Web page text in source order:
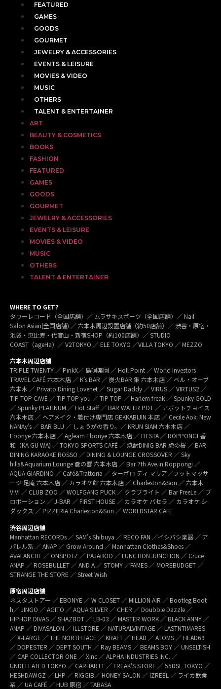
FEATURED
GAMES
GOODS
GOURMET
JEWELRY & ACCESSORIES
EVENTS & LEISURE
MOVIES & VIDEO
MUSIC
OTHERS
TALENT & ENTERTAINER
ART
BEAUTY & COSMETICS
BOOKS
FASHION
FEATURED
GAMES
GOODS
GOURMET
JEWELRY & ACCESSORIES
EVENTS & LEISURE
MOVIES & VIDEO
MUSIC
OTHERS
TALENT & ENTERTAINER
WHERE TO GET?
タワーレコード（全国店舗）／ ムラサキスポーツ（全国店舗）／ Nail
Salon Asian(全国店舗) ／ 六本木周辺設置店舗（約50店舗）／ 渋谷・原宿・
池袋・恵比寿・代官山・新宿SHOP（約100店舗）／ STUDIO
COAST（ageHa）／ V2TOKYO ／ ELE TOKYO ／VILLA TOKYO ／ MEZZO
六本木周辺店舗
TRIPLE TWENTY ／ PinkX／ 島唄楽園 ／ Holl Point ／ World Investors
TRAVEL CAFÉ 六本木店 ／ K’s BAR ／ 炭火BAR 集 六本木店 ／ ベル・オーブ
六本木 ／ Privato Dining Lovenet ／ Sugar Daddy ／ VIRUS ／ VIRTUS2 ／
TIP TOP CAVE ／ TIP TOP you ／ TIP TOP ／ Harlem freak ／ Spunky GOLD
／ Spunky PLATINUM ／ Hot Staff ／ BAR WATER POT ／ アボットチョイス
六本木店 ／ ヘアメイク・着付け専門店 GEKKABIJIN 本店 ／ Cecile Aoki New
NANAy’s ／ BAR BLU ／ しょうがの香り。／ KRUN SIAM 六本木店 ／
Ebonye 六本木店 ／ Agleam Ebonye 六本木店 ／ FIESTA ／ ROPPONGI 香
和（KA GU WA) ／ TOKYO SPORTS CAFÉ ／ 焼酎DINIG BAR 虎の桜 ／ BAR
DINING KARAOKE ROSSO ／ DINING & LOUNGE CROSSOVER ／ Sky
hills&Aquarium Lounge 蒼の響 六本木店 ／ Bar 7th Ave.in Roppongi ／
AQUA GIARDINO ／ Café&Trattoria ／ ターボロ ディ マリア／フットマッサ
ージ 足庵 六本木店 ／ カラオケ館 六本木店 ／ Charleston&Son ／ 六本木
VIVI ／ CLUB ZOO ／ WOLFGANG PUCK ／ クラブライト ／ Bar FreeLe ／ プ
ロポーション ／ J-BAR ／ FIRST HOUSE ／ カラオケ パセラ ／ カラオケ シ
ダックス ／ PIZZERIA Charleston&Son ／ WORLDSTAR CAFE
渋谷周辺店舗
Manhattan RECORDs ／ SAM’s Shibuya ／ RECO FAN ／イシバシ楽器 ／ ア
パレル系 ／ ANAP ／ Grow Around ／ Manhattan Clothes&Shoes ／
AVALANCHE ／ ONSPOTZ ／ PAJABOO ／ FUNCTION JUNCTION ／ Cruce
ANAP ／ ROSEBULLET ／ AND A ／ STOMY ／FAMES ／ MOREBUDGET ／
STRANGE THE STORE ／ Street Wish
原宿周辺店舗
ネスタストアー ／ EBONYE ／ W CLOSET ／ MILLION AIR ／ Bootleg Boot
h／ JINGO ／ AGITO ／ AQUA SILVER ／ CHER ／ Doubble Dazzle ／
HIPHOP DIVAS ／ SHAZBOT ／ LB-03 ／ MASTER WORK ／ BLACK ANNY ／
ANAP ／ DIVASALON ／ ILLSTORE ／ NATURALVINTAGE ／ LASTNTIMARES
／ X-LARGE ／ THE NORTH FACE ／ KRAFT ／ HEAD ／ ATOMS ／ HEAD69
／ DOPESTER ／ DEPT SOUTH ／ Ray BEAMS ／ BEAMS BOY ／ UNSELTISH
／ CAP COLLECTOR ONE ／ Xinc ／ ALPHA INDUSTRIES INC. ／
UNDEFEATED TOKYO ／ CARHARTT ／ FREAK’S STORE ／ 55DSL TOKYO ／
HESHDAWGZ ／ LHP ／ RIGGIB／ HONEY SALON ／ IZREEL ／ ライカ飲食
系 ／ UA CAFÉ ／ HUB 原宿 ／ TABASA